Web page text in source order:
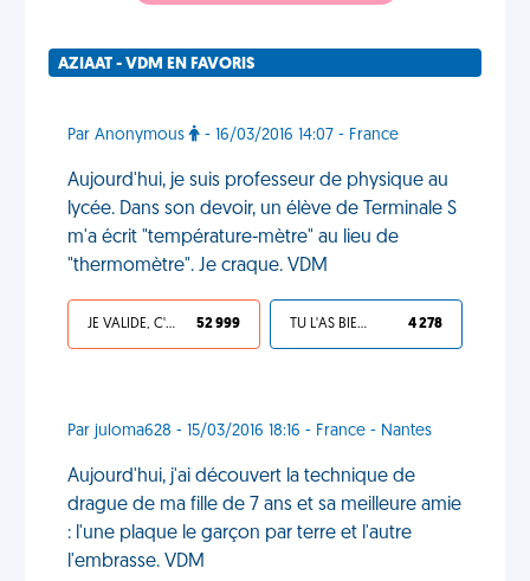
AZIAAT - VDM EN FAVORIS
Par Anonymous - 16/03/2016 14:07 - France
Aujourd'hui, je suis professeur de physique au
lycée. Dans son devoir, un élève de Terminale S
m'a écrit "température-mètre" au lieu de
"thermomètre". Je craque. VDM
JE VALIDE, C'EST UNE VDM 52 999 TU L'AS BIEN MÉRITÉ 4 278
Par juloma628 - 15/03/2016 18:16 - France - Nantes
Aujourd'hui, j'ai découvert la technique de
drague de ma fille de 7 ans et sa meilleure amie
: l'une plaque le garçon par terre et l'autre
l'embrasse. VDM